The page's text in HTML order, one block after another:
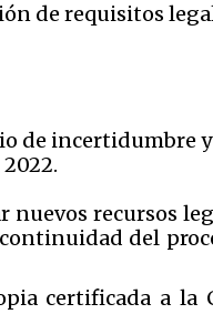
de requisitos
de incertidumbre
recursos
del
certificada a